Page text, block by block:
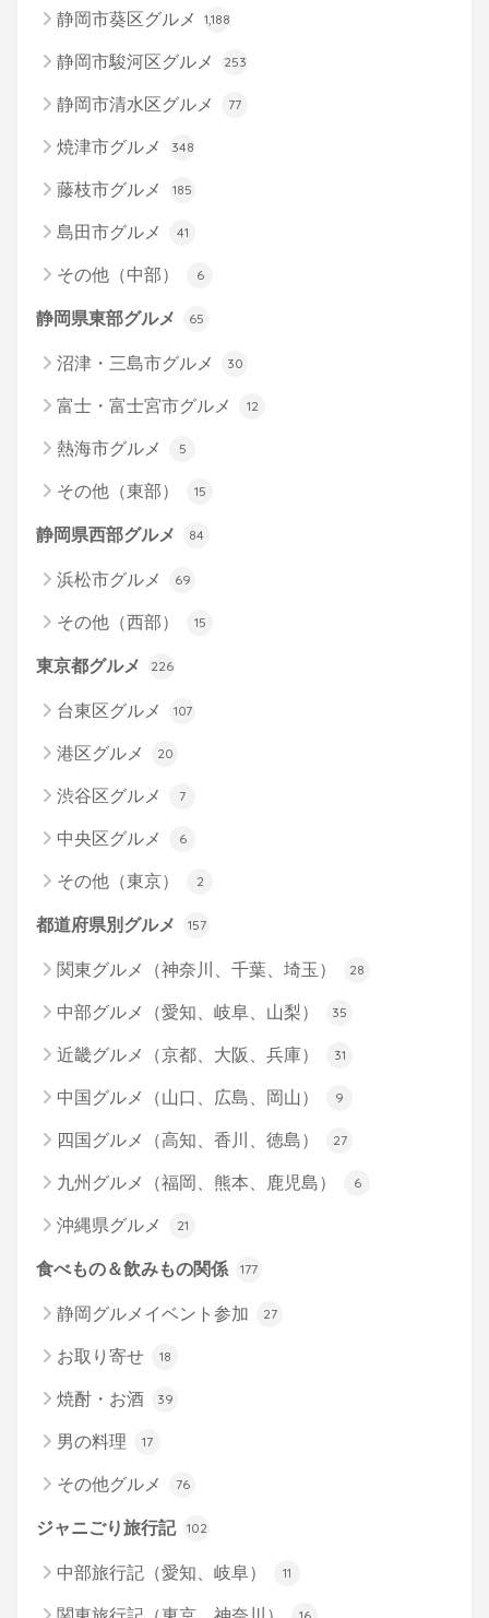
静岡市葵区グルメ 1,188
静岡市駿河区グルメ 253
静岡市清水区グルメ 77
焼津市グルメ 348
藤枝市グルメ 185
島田市グルメ 41
その他（中部） 6
静岡県東部グルメ 65
沼津・三島市グルメ 30
富士・富士宮市グルメ 12
熱海市グルメ 5
その他（東部） 15
静岡県西部グルメ 84
浜松市グルメ 69
その他（西部） 15
東京都グルメ 226
台東区グルメ 107
港区グルメ 20
渋谷区グルメ 7
中央区グルメ 6
その他（東京） 2
都道府県別グルメ 157
関東グルメ（神奈川、千葉、埼玉） 28
中部グルメ（愛知、岐阜、山梨） 35
近畿グルメ（京都、大阪、兵庫） 31
中国グルメ（山口、広島、岡山） 9
四国グルメ（高知、香川、徳島） 27
九州グルメ（福岡、熊本、鹿児島） 6
沖縄県グルメ 21
食べもの＆飲みもの関係 177
静岡グルメイベント参加 27
お取り寄せ 18
焼酎・お酒 39
男の料理 17
その他グルメ 76
ジャニごり旅行記 102
中部旅行記（愛知、岐阜） 11